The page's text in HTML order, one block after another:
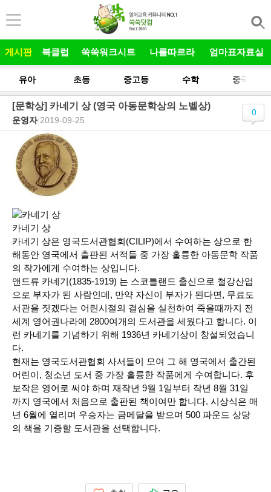
게시판 북클럽 쑥쑥워크시트 나를따르라 엄마표자료실
유아 초등 중고등 수학 중국어
[문학상] 카네기 상 (영국 아동문학상의 노벨상)
운영자| 2019-09-25
0
카네기 상
카네기 상은 영국도서관협회(CILIP)에서 수여하는 상으로 한
해동안 영국에서 출판된 서적들 중 가장 훌륭한 아동문학 작품
의 작가에게 수여하는 상입니다.
앤드류 카네기(1835-1919) 는 스코틀랜드 출신으로 철강산업
으로 부자가 된 사람인데, 만약 자신이 부자가 된다면, 무료도
서관을 짓겠다는 어린시절의 결심을 실천하여 죽을때까지 전
세계 영어권나라에 2800여개의 도서관을 세웠다고 합니다. 이
런 카네기를 기념하기 위해 1936년 카네기상이 창설되었습니
다.
현재는 영국도서관협회 사서들이 모여 그 해 영국에서 출간된
어린이, 청소년 도서 중 가장 훌륭한 작품에게 수여합니다. 후
보작은 영어로 써야 하며 재작년 9월 1일부터 작년 8월 31일
까지 영국에서 처음으로 출판된 책이여만 합니다. 시상식은 매
년 6월에 열리며 우승자는 금메달을 받으며 500 파운드 상당
의 책을 기증할 도서관을 선택합니다.